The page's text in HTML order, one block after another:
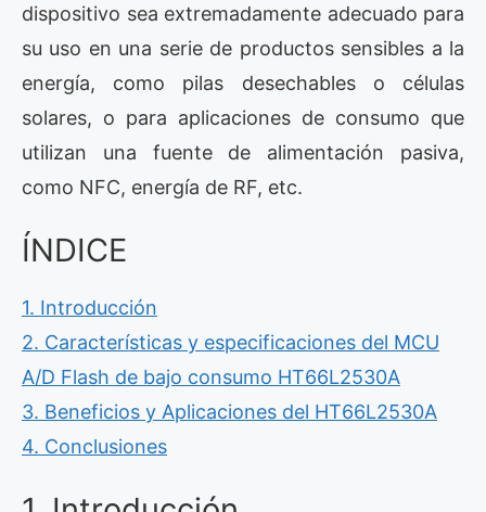
dispositivo sea extremadamente adecuado para
su uso en una serie de productos sensibles a la
energía, como pilas desechables o células
solares, o para aplicaciones de consumo que
utilizan una fuente de alimentación pasiva,
como NFC, energía de RF, etc.
ÍNDICE
1. Introducción
2. Características y especificaciones del MCU
A/D Flash de bajo consumo HT66L2530A
3. Beneficios y Aplicaciones del HT66L2530A
4. Conclusiones